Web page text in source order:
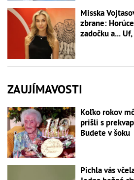
Misska
zbrane:
zadočku a...
ZAUJÍMAVOSTI
Koľko rokov
prišli s
Budete v šoku
Pichla vás